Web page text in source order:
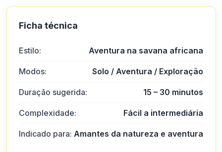
Ficha técnica
Estilo: Aventura na savana africana
Modos: Solo / Aventura / Exploração
Duração sugerida: 15 – 30 minutos
Complexidade: Fácil a intermediária
Indicado para: Amantes da natureza e aventura